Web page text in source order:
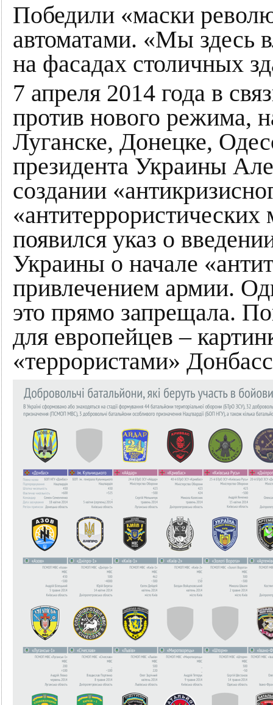
Победили «маски
автоматами. «Мы здесь
на фасадах столичных
7 апреля 2014 года в
против нового режима,
Луганске, Донецке,
президента Украины
создании
появился указ о
Украины о начале
привлечением армии.
это прямо запрещала.
для европейцев –
«террористами»